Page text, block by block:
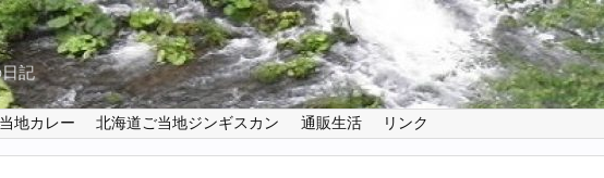
記
地カレー 北海道ご当地ジンギスカン 通販生活 リンク